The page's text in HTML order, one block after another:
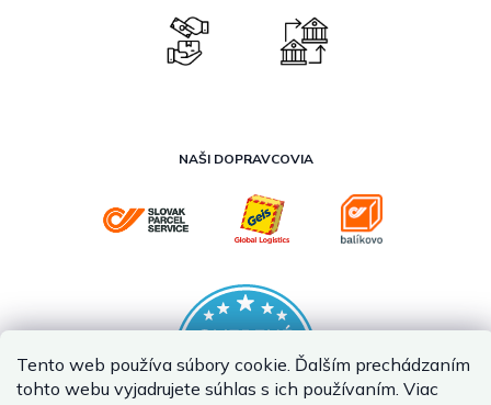
Tento web používa súbory cookie. Ďalším prechádzaním
tohto webu vyjadrujete súhlas s ich používaním. Viac
NAŠI DOPRAVCOVIA